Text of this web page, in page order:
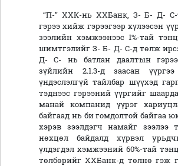
“П-” ХХК-нь ХХБанк, З- Б- Д- С-
гэрээ хийж гэрээгээр хүлээсэн
зээлийн хэмжээнээс 1%-тай
шимтгэлийг З- Б- Д- С-д төлж
Д- С- нь батлан даалтын
зүйлийн 2.1.3-д заасан үүргээ
үндэслэлгүй тайлбар шүүхэд
тэднээс гэрээний үүргийг
манай компанид үүрэг
байгаад нь би гомдолтой байгаа
хэрэв зээлдэгч намайг зээлээ
нөхцөл байдалд хүрвэл
үлдэгдэл хэмжээний 60%-тай
төлбөрийг ХХБанк-д төлнө гэж